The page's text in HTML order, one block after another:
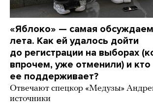
«Яблоко» — самая
лета. Как ей удалось дойти
до регистрации на выборах
впрочем, уже отменили) и кто
ее поддерживает?
Отвечают спецкор «Медузы»
источники